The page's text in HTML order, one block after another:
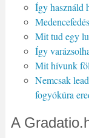
Így használd
Mit tud egy
Így
Mit hívunk
Nemcsak
fogyókúra
A